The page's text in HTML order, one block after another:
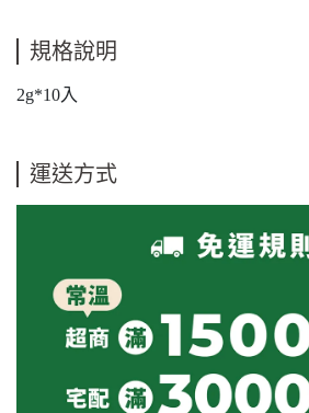
規格說明
2g*10入
運送方式